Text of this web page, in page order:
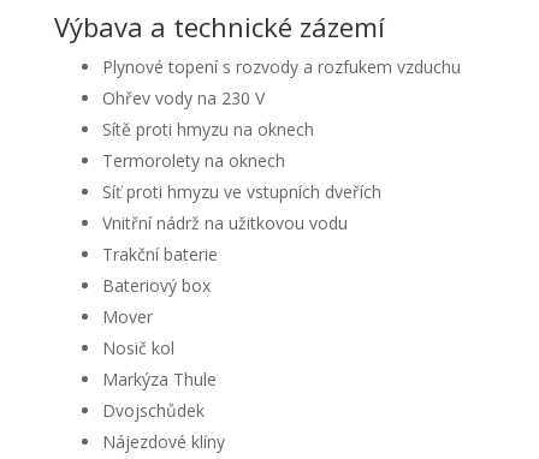
Výbava a technické zázemí
Plynové topení s rozvody a rozfukem vzduchu
Ohřev vody na 230 V
Sítě proti hmyzu na oknech
Termorolety na oknech
Síť proti hmyzu ve vstupních dveřích
Vnitřní nádrž na užitkovou vodu
Trakční baterie
Bateriový box
Mover
Nosič kol
Markýza Thule
Dvojschůdek
Nájezdové klíny